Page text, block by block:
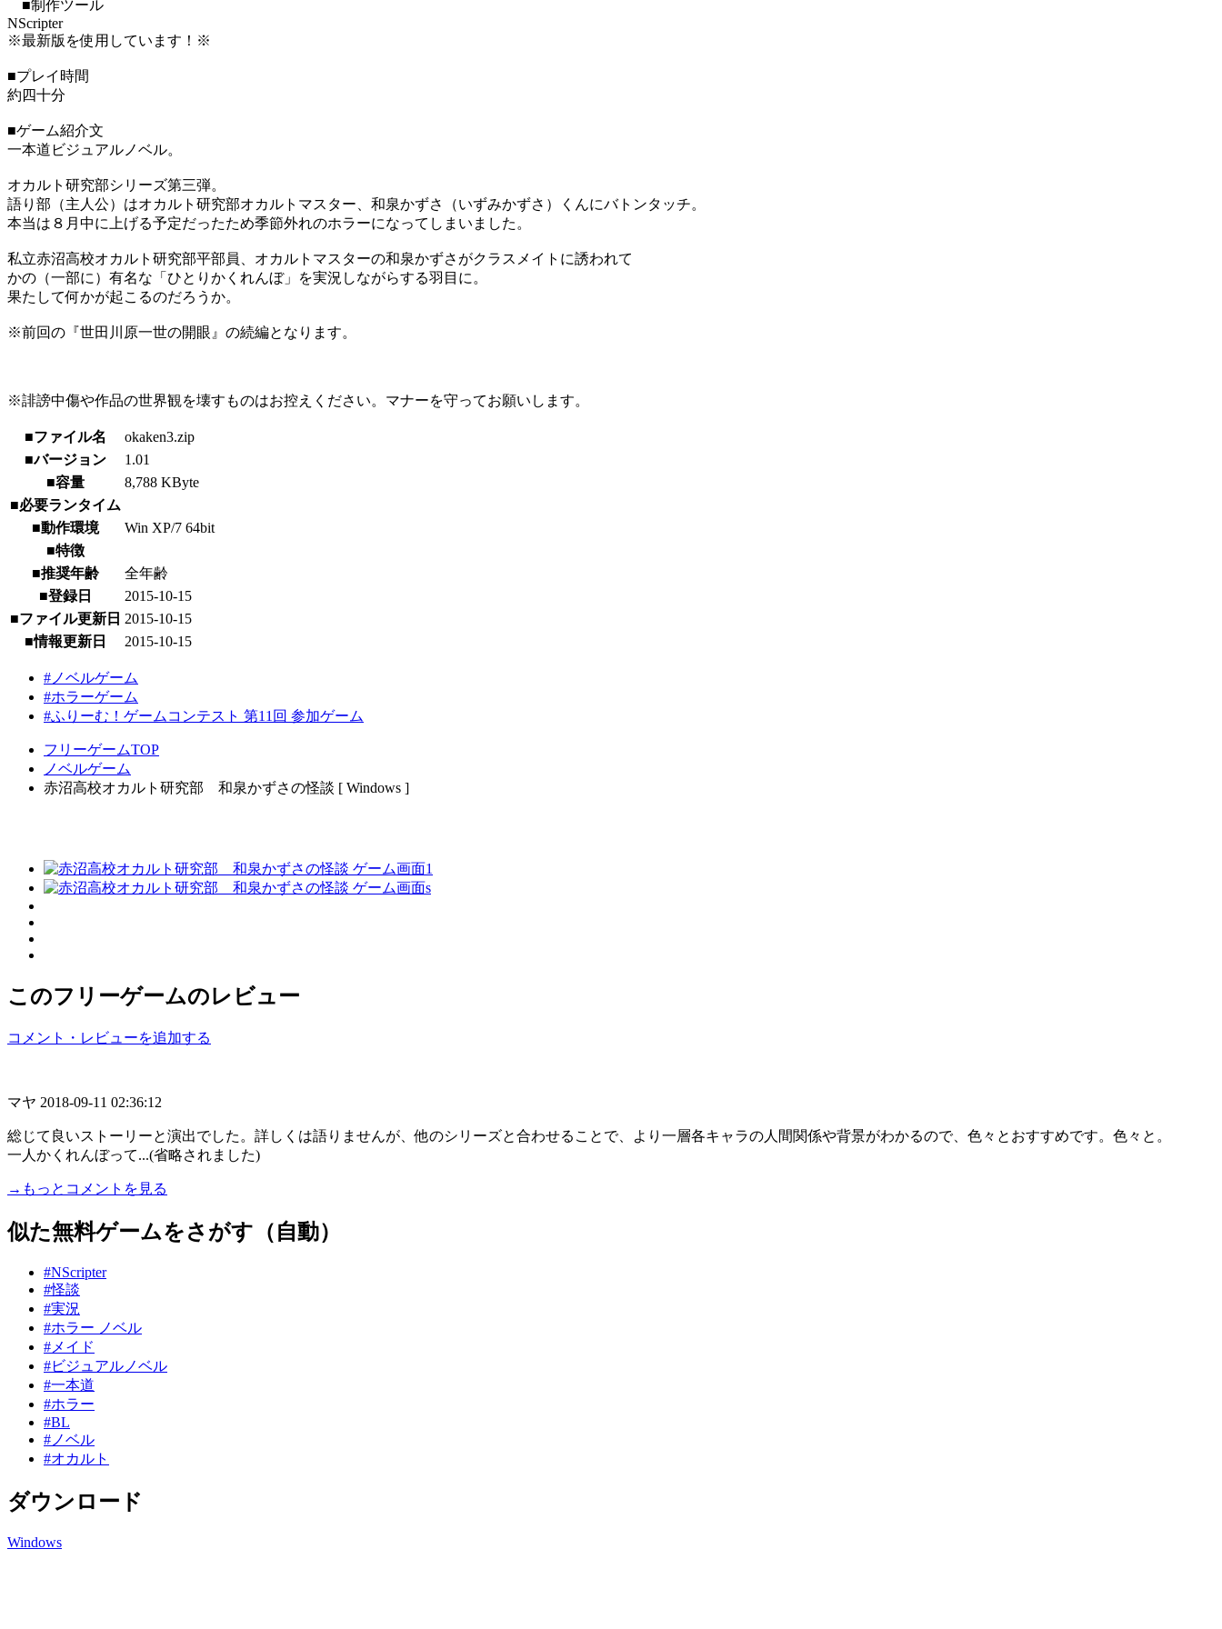
■制作ツール
NScripter
※最新版を使用しています！※
■プレイ時間
約四十分
■ゲーム紹介文
一本道ビジュアルノベル。
オカルト研究部シリーズ第三弾。
語り部（主人公）はオカルト研究部オカルトマスター、和泉かずさ（いずみかずさ）くんにバトンタッチ。
本当は８月中に上げる予定だったため季節外れのホラーになってしまいました。
私立赤沼高校オカルト研究部平部員、オカルトマスターの和泉かずさがクラスメイトに誘われて
かの（一部に）有名な「ひとりかくれんぼ」を実況しながらする羽目に。
果たして何かが起こるのだろうか。
※前回の『世田川原一世の開眼』の続編となります。
※誹謗中傷や作品の世界観を壊すものはお控えください。マナーを守ってお願いします。
■ファイル名
okaken3.zip
■バージョン
1.01
■容量
8,788 KByte
■必要ランタイム
■動作環境
Win XP/7 64bit
■特徴
■推奨年齢
全年齢
■登録日
2015-10-15
■ファイル更新日 2015-10-15
■情報更新日
2015-10-15
#ノベルゲーム
#ホラーゲーム
#ふりーむ！ゲームコンテスト 第11回 参加ゲーム
フリーゲームTOP
ノベルゲーム
赤沼高校オカルト研究部 和泉かずさの怪談 [ Windows ]
このフリーゲームのレビュー
コメント・レビューを追加する
マヤ 2018-09-11 02:36:12
総じて良いストーリーと演出でした。詳しくは語りませんが、他のシリーズと合わせることで、より一層各キャラの人間関係や背景がわかるので、色々とおすすめです。色々と。
一人かくれんぼって...(省略されました)
→もっとコメントを見る
似た無料ゲームをさがす（自動）
#NScripter
#怪談
#実況
#ホラー ノベル
#メイド
#ビジュアルノベル
#一本道
#ホラー
#BL
#ノベル
#オカルト
ダウンロード
Windows